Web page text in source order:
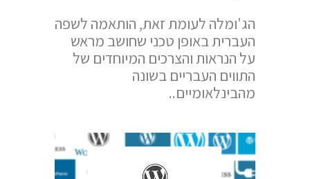
הג'ומלה לעומת זאת, הותאמה לשפה
העברית באופן טכני שחושב מראש
על הנראות והצרכים המיוחדים של
התווים העבריים בשונה
מהבינלאומיים..